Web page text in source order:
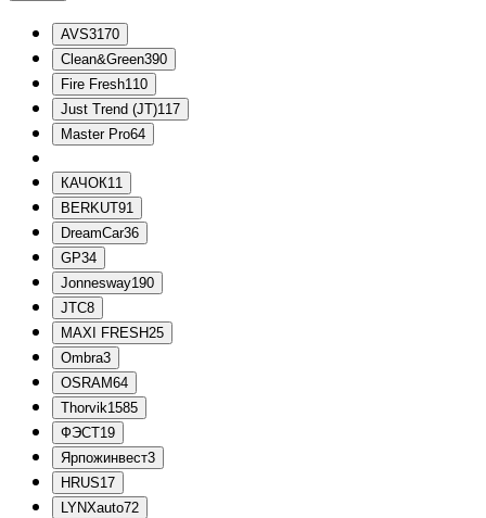
AVS3170
Clean&Green390
Fire Fresh110
Just Trend (JT)117
Master Pro64
КАЧОК11
BERKUT91
DreamCar36
GP34
Jonnesway190
JTC8
MAXI FRESH25
Ombra3
OSRAM64
Thorvik1585
ФЭСТ19
Ярпожинвест3
HRUS17
LYNXauto72